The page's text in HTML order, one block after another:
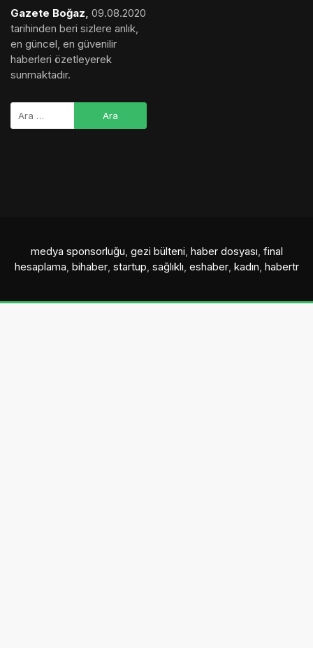
Gazete Boğaz, 09.08.2020
tarihinden beri sizlere anlık,
en güncel, en güvenilir
haberleri özetleyerek
sunmaktadır.
medya sponsorluğu, gezi bülteni, haber dosyası, final
hesaplama, bihaber, startup, sağlıklı, eshaber, kadın, habertr